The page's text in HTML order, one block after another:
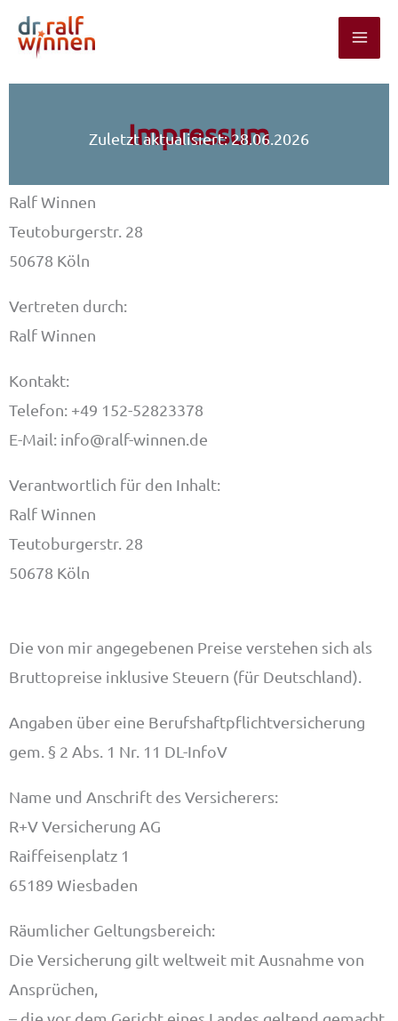
Zum
Inhalt
Impressum
Zuletzt aktualisiert:28.06.2026
Ralf Winnen
Teutoburgerstr. 28
50678 Köln
Vertreten durch:
Ralf Winnen
Kontakt:
Telefon: +49 152-52823378
E-Mail: info@ralf-winnen.de
Verantwortlich für den Inhalt:
Ralf Winnen
Teutoburgerstr. 28
50678 Köln
Die von mir angegebenen Preise verstehen sich als
Bruttopreise inklusive Steuern (für Deutschland).
Angaben über eine Berufshaftpflichtversicherung
gem. § 2 Abs. 1 Nr. 11 DL-InfoV
Name und Anschrift des Versicherers:
R+V Versicherung AG
Raiffeisenplatz 1
65189 Wiesbaden
Räumlicher Geltungsbereich:
Die Versicherung gilt weltweit mit Ausnahme von
Ansprüchen,